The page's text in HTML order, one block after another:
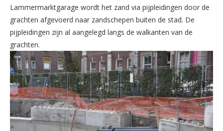
Lammermarktgarage wordt het zand via pijpleidingen door de
grachten afgevoerd naar zandschepen buiten de stad. De
pijpleidingen zijn al aangelegd langs de walkanten van de
grachten.